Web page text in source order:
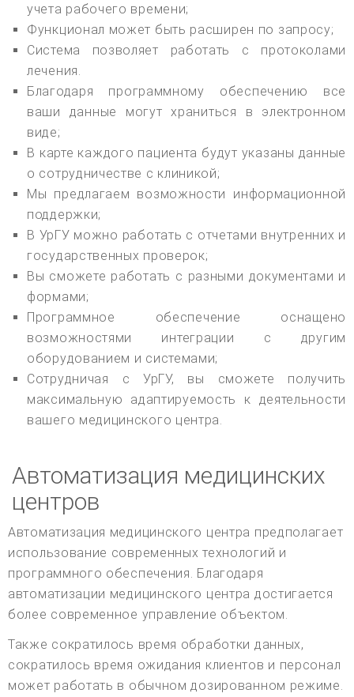
учета рабочего времени;
Функционал может быть расширен по запросу;
Система позволяет работать с протоколами
лечения.
Благодаря программному обеспечению все
ваши данные могут храниться в электронном
виде;
В карте каждого пациента будут указаны данные
о сотрудничестве с клиникой;
Мы предлагаем возможности информационной
поддержки;
В УрГУ можно работать с отчетами внутренних и
государственных проверок;
Вы сможете работать с разными документами и
формами;
Программное обеспечение оснащено
возможностями интеграции с другим
оборудованием и системами;
Сотрудничая с УрГУ, вы сможете получить
максимальную адаптируемость к деятельности
вашего медицинского центра.
Автоматизация медицинских
центров
Автоматизация медицинского центра предполагает
использование современных технологий и
программного обеспечения. Благодаря
автоматизации медицинского центра достигается
более современное управление объектом.
Также сократилось время обработки данных,
сократилось время ожидания клиентов и персонал
может работать в обычном дозированном режиме.